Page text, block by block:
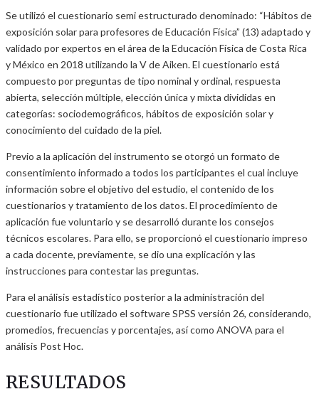
Se utilizó el cuestionario semi estructurado denominado: “Hábitos de
exposición solar para profesores de Educación Física” (13) adaptado y
validado por expertos en el área de la Educación Física de Costa Rica
y México en 2018 utilizando la V de Aiken. El cuestionario está
compuesto por preguntas de tipo nominal y ordinal, respuesta
abierta, selección múltiple, elección única y mixta divididas en
categorías: sociodemográficos, hábitos de exposición solar y
conocimiento del cuidado de la piel.
Previo a la aplicación del instrumento se otorgó un formato de
consentimiento informado a todos los participantes el cual incluye
información sobre el objetivo del estudio, el contenido de los
cuestionarios y tratamiento de los datos. El procedimiento de
aplicación fue voluntario y se desarrolló durante los consejos
técnicos escolares. Para ello, se proporcionó el cuestionario impreso
a cada docente, previamente, se dio una explicación y las
instrucciones para contestar las preguntas.
Para el análisis estadístico posterior a la administración del
cuestionario fue utilizado el software SPSS versión 26, considerando,
promedios, frecuencias y porcentajes, así como ANOVA para el
análisis Post Hoc.
RESULTADOS